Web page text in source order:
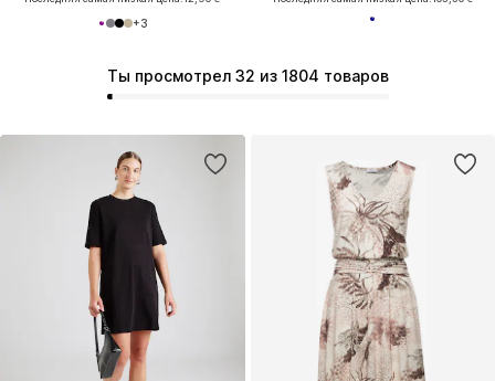
+3
Ты просмотрел 32 из 1804 товаров